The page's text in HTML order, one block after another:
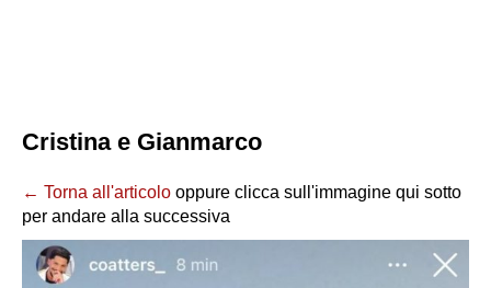
Cristina e Gianmarco
← Torna all'articolo oppure clicca sull'immagine qui sotto
per andare alla successiva